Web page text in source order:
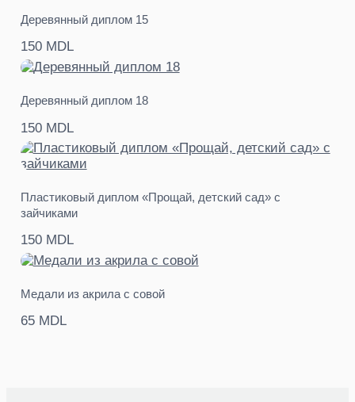
Деревянный диплом 15
150 MDL
Деревянный диплом 18
150 MDL
Пластиковый диплом «Прощай, детский сад» с
зайчиками
150 MDL
Медали из акрила с совой
65 MDL